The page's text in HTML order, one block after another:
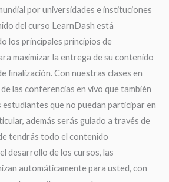
por universidades e instituciones
del curso LearnDash está
los principales principios de
maximizar la entrega de su contenido
finalización. Con nuestras clases en
las conferencias en vivo que también
que no puedan participar en
además serás guiado a través de
tendrás todo el contenido
desarrollo de los cursos, las
automáticamente para usted, con